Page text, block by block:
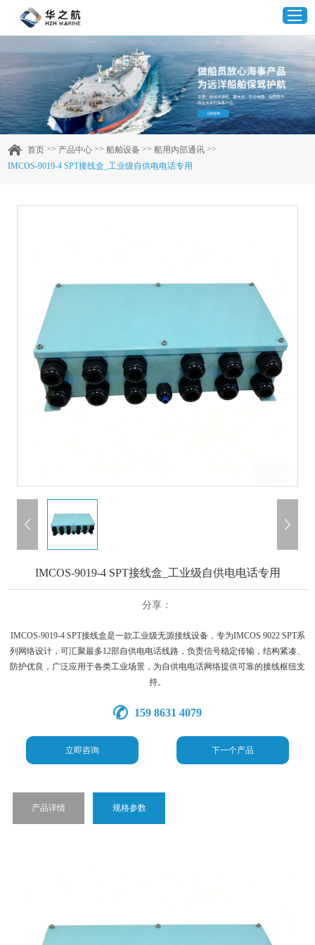
首页
产品中心
企业实力
客户案例
联系我们
首页 >> 产品中心 >>船舶设备 >>船用内部通讯 >>
IMCOS-9019-4 SPT接线盒_工业级自供电电话专用
IMCOS-9019-4 SPT接线盒_工业级自供电电话专用
分享：
IMCOS-9019-4 SPT接线盒是一款工业级无源接线设备，专为IMCOS 9022 SPT系
列网络设计，可汇聚最多12部自供电电话线路，负责信号稳定传输，结构紧凑、
防护优良，广泛应用于各类工业场景，为自供电电话网络提供可靠的接线枢纽支
持。
159 8631 4079
立即咨询 下一个产品
产品详情 规格参数